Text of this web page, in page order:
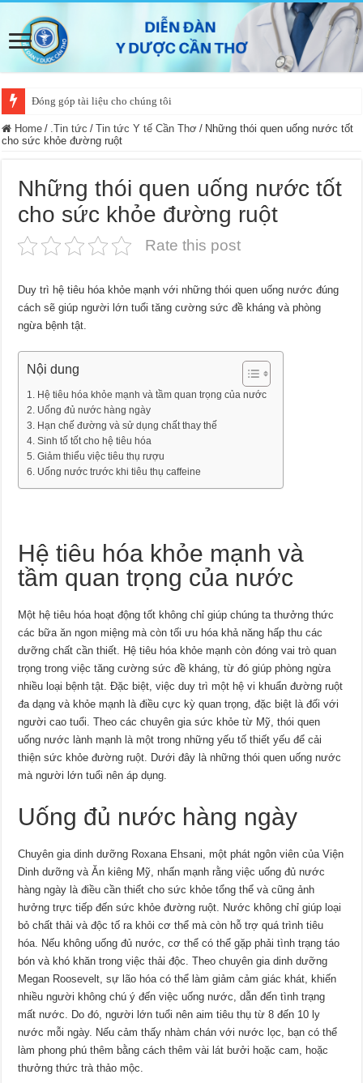
Đóng góp tài liệu cho chúng tôi
Home / .Tin tức / Tin tức Y tế Cần Thơ / Những thói quen uống nước tốt
cho sức khỏe đường ruột
Những thói quen uống nước tốt
cho sức khỏe đường ruột
Rate this post
Duy trì hệ tiêu hóa khỏe mạnh với những thói quen uống nước đúng
cách sẽ giúp người lớn tuổi tăng cường sức đề kháng và phòng
ngừa bệnh tật.
Nội dung
Hệ tiêu hóa khỏe mạnh và tầm quan trọng của nước
Uống đủ nước hàng ngày
Hạn chế đường và sử dụng chất thay thế
Sinh tố tốt cho hệ tiêu hóa
Giảm thiểu việc tiêu thụ rượu
Uống nước trước khi tiêu thụ caffeine
Hệ tiêu hóa khỏe mạnh và
tầm quan trọng của nước
Một hệ tiêu hóa hoạt động tốt không chỉ giúp chúng ta thưởng thức
các bữa ăn ngon miệng mà còn tối ưu hóa khả năng hấp thu các
dưỡng chất cần thiết. Hệ tiêu hóa khỏe mạnh còn đóng vai trò quan
trọng trong việc tăng cường sức đề kháng, từ đó giúp phòng ngừa
nhiều loại bệnh tật. Đặc biệt, việc duy trì một hệ vi khuẩn đường ruột
đa dạng và khỏe mạnh là điều cực kỳ quan trọng, đặc biệt là đối với
người cao tuổi. Theo các chuyên gia sức khỏe từ Mỹ, thói quen
uống nước lành mạnh là một trong những yếu tố thiết yếu để cải
thiện sức khỏe đường ruột. Dưới đây là những thói quen uống nước
mà người lớn tuổi nên áp dụng.
Uống đủ nước hàng ngày
Chuyên gia dinh dưỡng Roxana Ehsani, một phát ngôn viên của Viện
Dinh dưỡng và Ăn kiêng Mỹ, nhấn mạnh rằng việc uống đủ nước
hàng ngày là điều cần thiết cho sức khỏe tổng thể và cũng ảnh
hưởng trực tiếp đến sức khỏe đường ruột. Nước không chỉ giúp loại
bỏ chất thải và độc tố ra khỏi cơ thể mà còn hỗ trợ quá trình tiêu
hóa. Nếu không uống đủ nước, cơ thể có thể gặp phải tình trạng táo
bón và khó khăn trong việc thải độc. Theo chuyên gia dinh dưỡng
Megan Roosevelt, sự lão hóa có thể làm giảm cảm giác khát, khiến
nhiều người không chú ý đến việc uống nước, dẫn đến tình trạng
mất nước. Do đó, người lớn tuổi nên aim tiêu thụ từ 8 đến 10 ly
nước mỗi ngày. Nếu cảm thấy nhàm chán với nước lọc, bạn có thể
làm phong phú thêm bằng cách thêm vài lát bưởi hoặc cam, hoặc
thưởng thức trà thảo mộc.